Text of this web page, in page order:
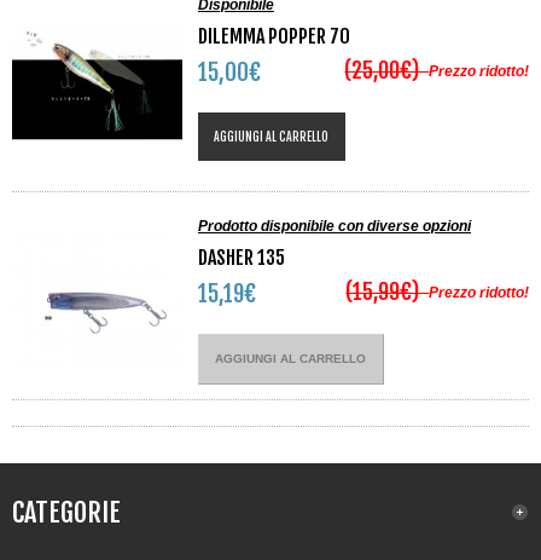
Disponibile
DILEMMA POPPER 70
Prezzo ridotto!
15,00€ (25,00€)
AGGIUNGI AL CARRELLO
Prodotto disponibile con diverse opzioni
DASHER 135
Prezzo ridotto!
15,19€ (15,99€)
AGGIUNGI AL CARRELLO
CATEGORIE